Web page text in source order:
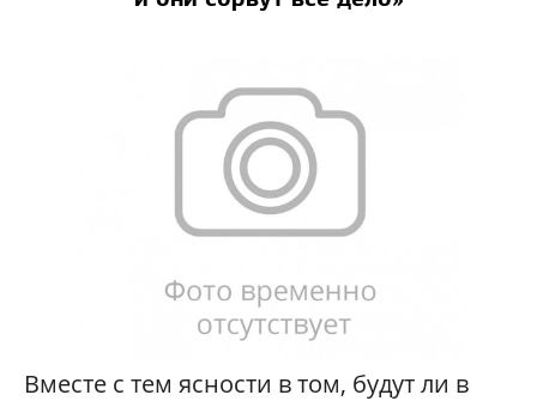
Вместе с тем ясности в том, будут ли в